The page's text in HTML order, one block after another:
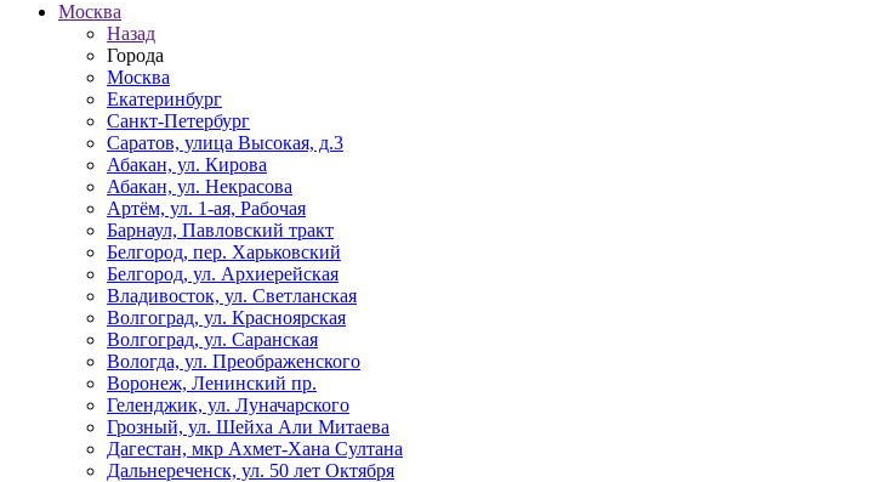
Москва
Назад
Города
Москва
Екатеринбург
Санкт-Петербург
Саратов, улица Высокая, д.3
Абакан, ул. Кирова
Абакан, ул. Некрасова
Артём, ул. 1-ая, Рабочая
Барнаул, Павловский тракт
Белгород, пер. Харьковский
Белгород, ул. Архиерейская
Владивосток, ул. Светланская
Волгоград, ул. Красноярская
Волгоград, ул. Саранская
Вологда, ул. Преображенского
Воронеж, Ленинский пр.
Геленджик, ул. Луначарского
Грозный, ул. Шейха Али Митаева
Дагестан, мкр Ахмет-Хана Султана
Дальнереченск, ул. 50 лет Октября